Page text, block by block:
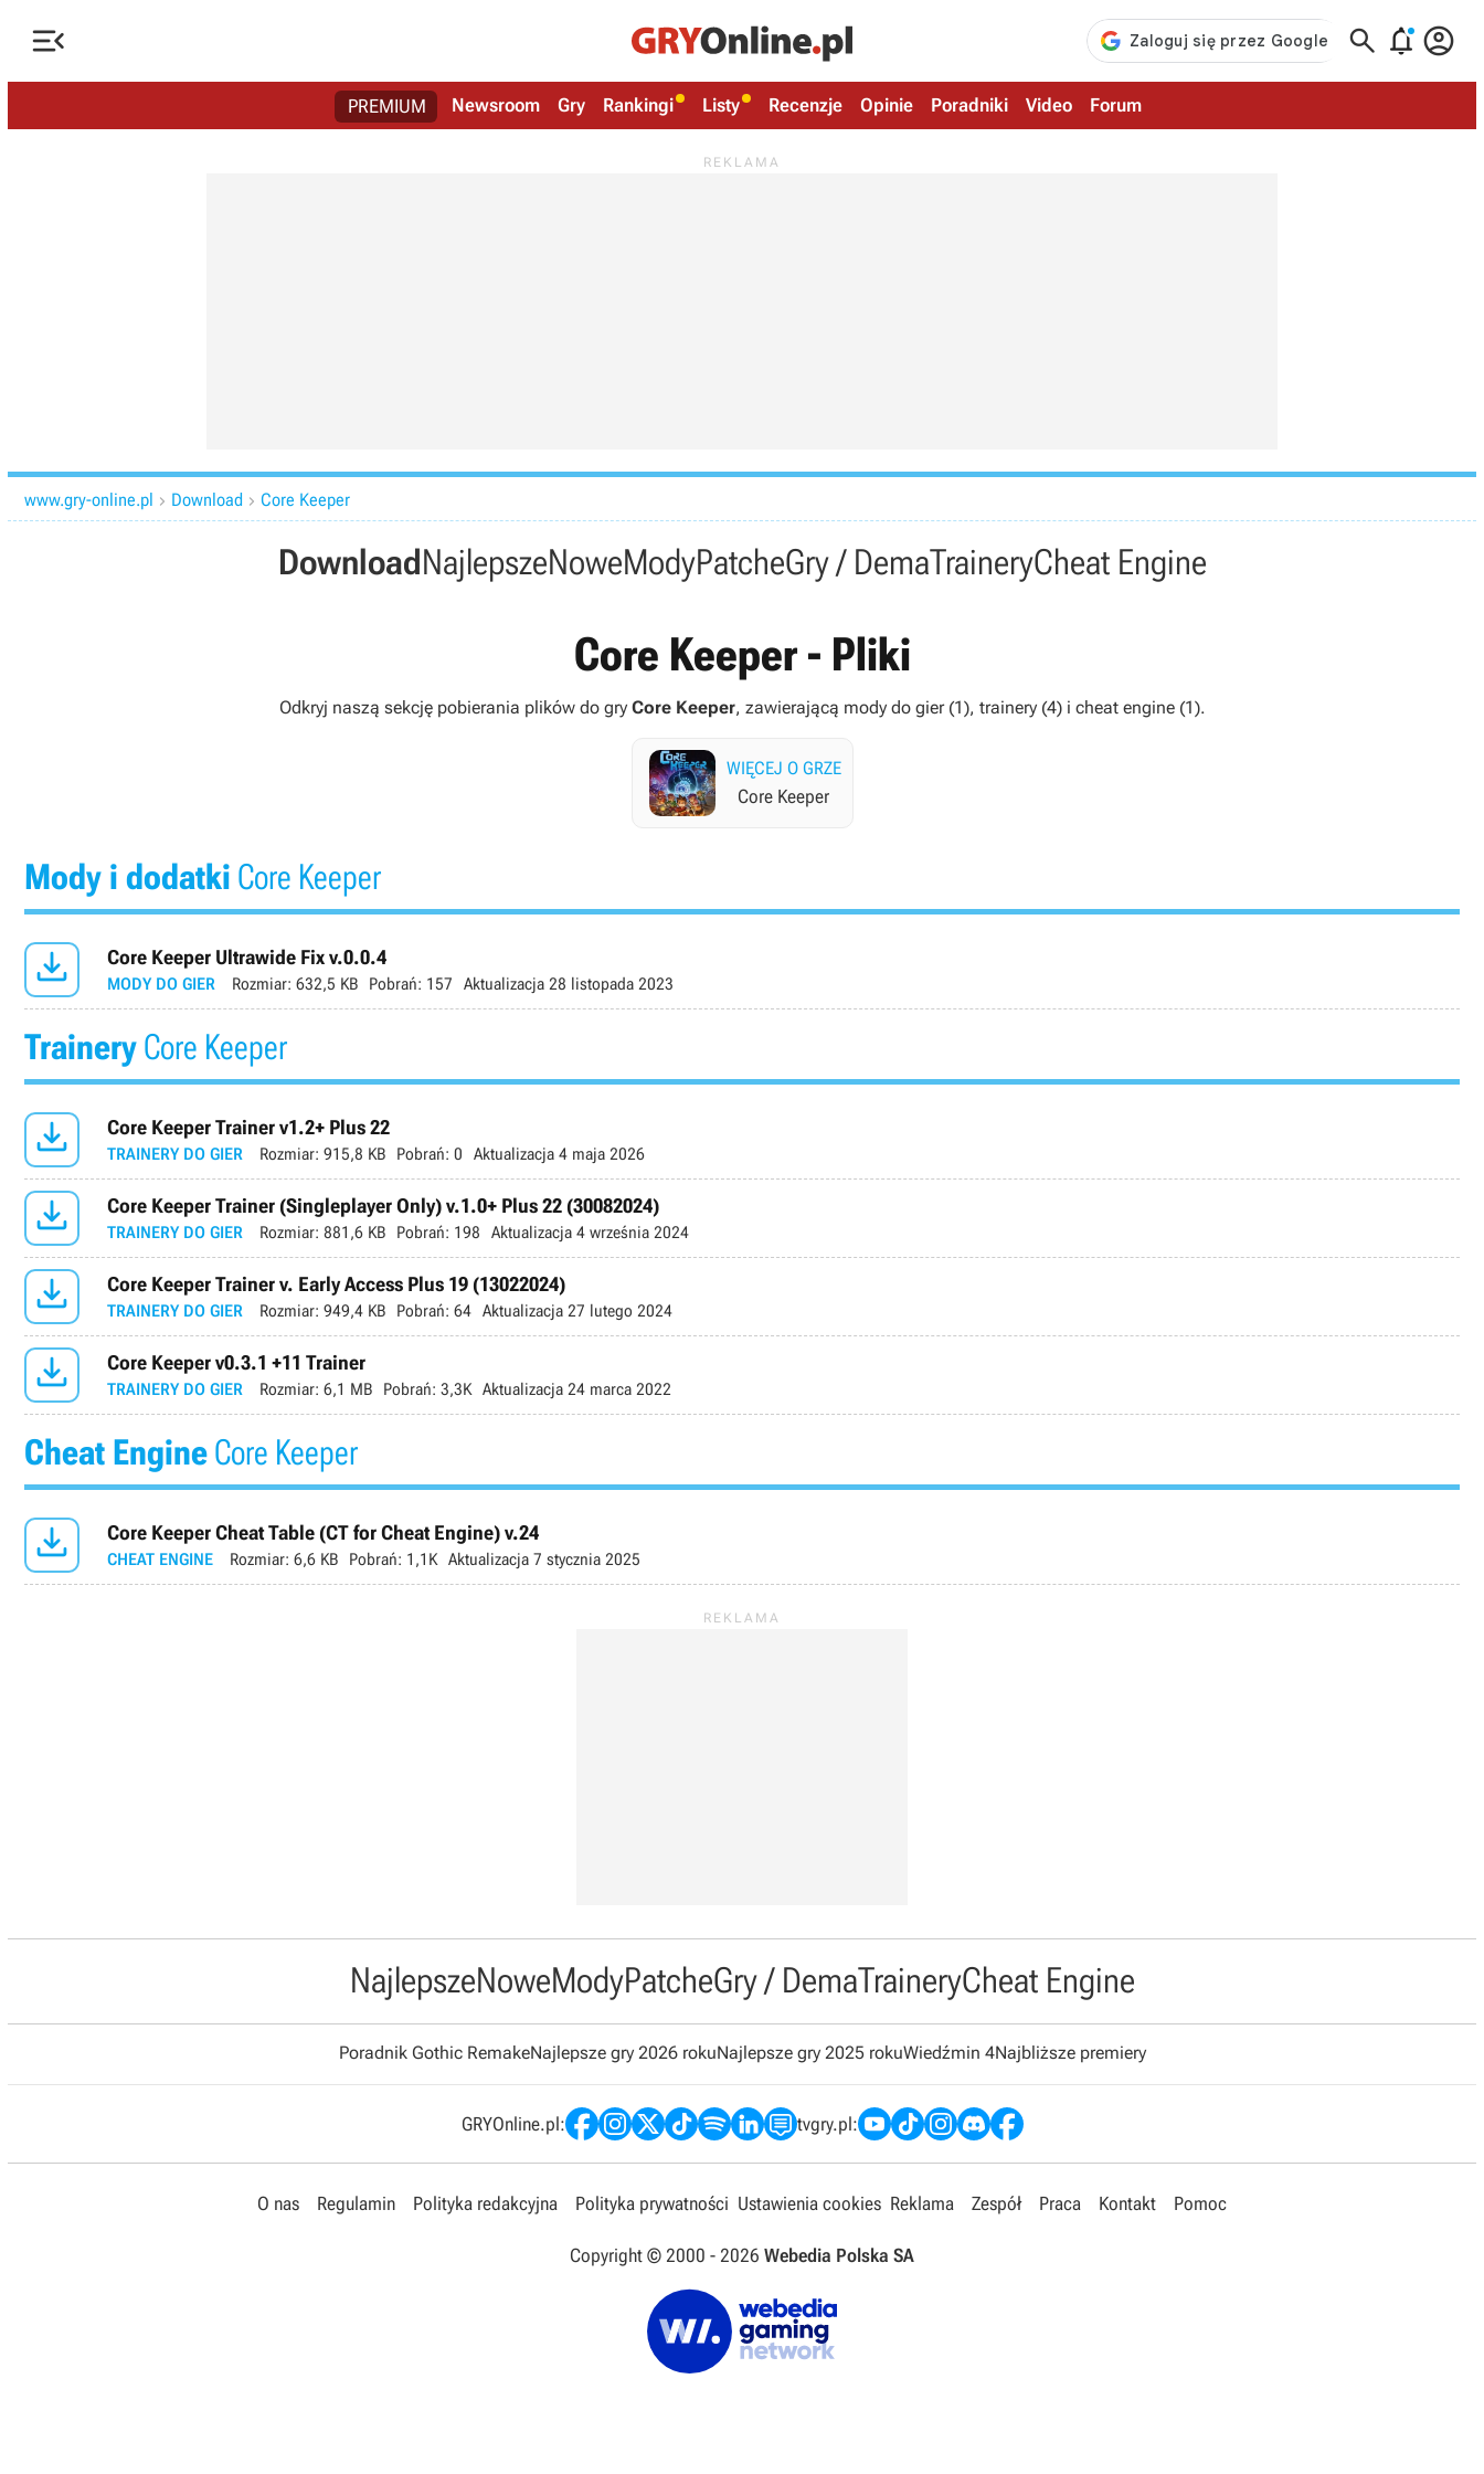
   
PREMIUM Newsroom Gry Rankingi Listy Recenzje Opinie Poradniki Video Forum
www.gry-online.pl  Download  Core Keeper
DownloadNajlepszeNoweModyPatcheGry / DemaTraineryCheat Engine
Core Keeper - Pliki
Odkryj naszą sekcję pobierania plików do gry Core Keeper, zawierającą mody do gier (1), trainery (4) i cheat engine (1).
WIĘCEJ O GRZE
Core Keeper
Mody i dodatki Core Keeper
 Core Keeper Ultrawide Fix v.0.0.4
MODY DO GIER Rozmiar: 632,5 KB Pobrań: 157 Aktualizacja 28 listopada 2023
TraineryCore Keeper
 Core Keeper Trainer v1.2+ Plus 22
TRAINERY DO GIER Rozmiar: 915,8 KB Pobrań: 0 Aktualizacja 4 maja 2026
 Core Keeper Trainer (Singleplayer Only) v.1.0+ Plus 22 (30082024)
TRAINERY DO GIER Rozmiar: 881,6 KB Pobrań: 198 Aktualizacja 4 września 2024
 Core Keeper Trainer v. Early Access Plus 19 (13022024)
TRAINERY DO GIER Rozmiar: 949,4 KB Pobrań: 64 Aktualizacja 27 lutego 2024
 Core Keeper v0.3.1 +11 Trainer
TRAINERY DO GIER Rozmiar: 6,1 MB Pobrań: 3,3K Aktualizacja 24 marca 2022
Cheat EngineCore Keeper
 Core Keeper Cheat Table (CT for Cheat Engine) v.24
CHEAT ENGINE Rozmiar: 6,6 KB Pobrań: 1,1K Aktualizacja 7 stycznia 2025
NajlepszeNoweModyPatcheGry / DemaTraineryCheat Engine
Poradnik Gothic RemakeNajlepsze gry 2026 rokuNajlepsze gry 2025 rokuWiedźmin 4Najbliższe premiery
GRYOnline.pl: tvgry.pl:
O nas Regulamin Polityka redakcyjna Polityka prywatności Ustawienia cookies Reklama Zespół Praca Kontakt Pomoc
Copyright © 2000 - 2026 Webedia Polska SA